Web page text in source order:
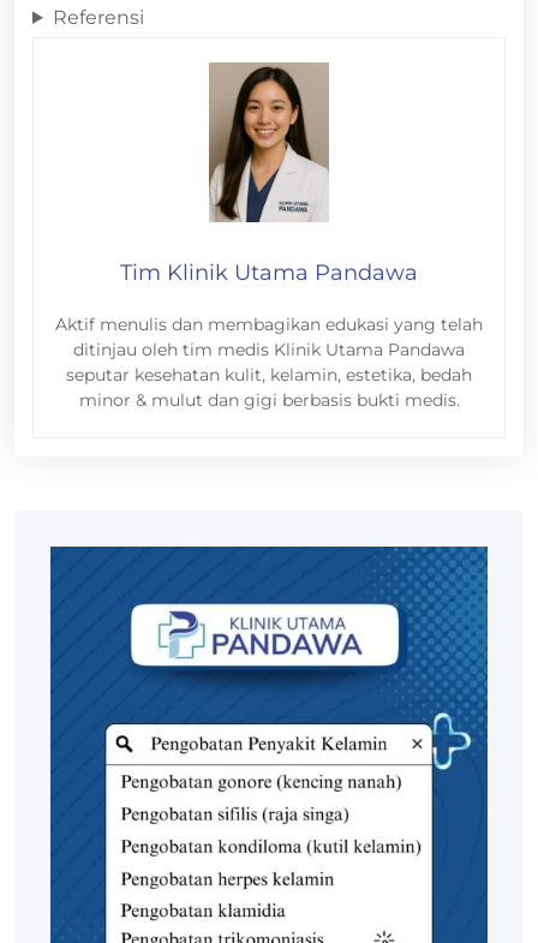
Referensi
Tim Klinik Utama Pandawa
Aktif menulis dan membagikan edukasi yang telah
ditinjau oleh tim medis Klinik Utama Pandawa
seputar kesehatan kulit, kelamin, estetika, bedah
minor & mulut dan gigi berbasis bukti medis.